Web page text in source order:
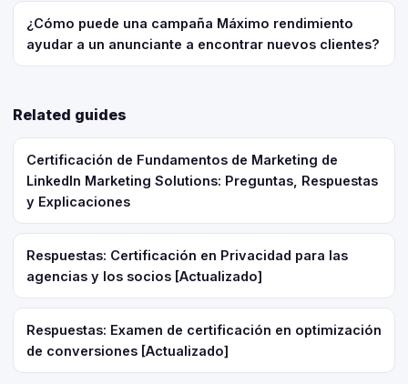
¿Cómo puede una campaña Máximo rendimiento
ayudar a un anunciante a encontrar nuevos clientes?
Related guides
Certificación de Fundamentos de Marketing de
LinkedIn Marketing Solutions: Preguntas, Respuestas
y Explicaciones
Respuestas: Certificación en Privacidad para las
agencias y los socios [Actualizado]
Respuestas: Examen de certificación en optimización
de conversiones [Actualizado]